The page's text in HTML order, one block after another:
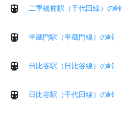
二重橋前駅（千代田線）の峠
半蔵門駅（半蔵門線）の峠
日比谷駅（日比谷線）の峠
日比谷駅（千代田線）の峠